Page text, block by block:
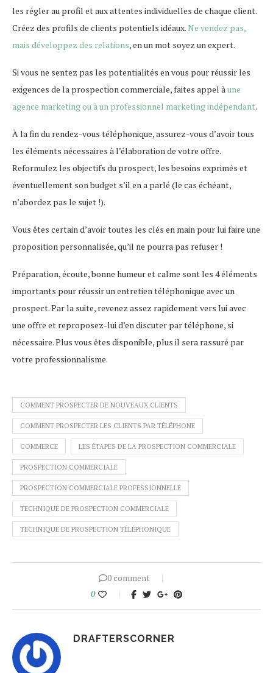
les régler au profil et aux attentes individuelles de chaque client.
Créez des profils de clients potentiels idéaux. Ne vendez pas,
mais développez des relations, en un mot soyez un expert.
Si vous ne sentez pas les potentialités en vous pour réussir les
exigences de la prospection commerciale, faites appel à une
agence marketing ou à un professionnel marketing indépendant.
À la fin du rendez-vous téléphonique, assurez-vous d’avoir tous
les éléments nécessaires à l’élaboration de votre offre.
Reformulez les objectifs du prospect, les besoins exprimés et
éventuellement son budget s’il en a parlé (le cas échéant,
n’abordez pas le sujet !).
Vous êtes certain d’avoir toutes les clés en main pour lui faire une
proposition personnalisée, qu’il ne pourra pas refuser !
Préparation, écoute, bonne humeur et calme sont les 4 éléments
importants pour réussir un entretien téléphonique avec un
prospect. Par la suite, revenez assez rapidement vers lui avec
une offre et reproposez-lui d’en discuter par téléphone, si
nécessaire. Plus vous êtes disponible, plus il sera rassuré par
votre professionnalisme.
COMMENT PROSPECTER DE NOUVEAUX CLIENTS
COMMENT PROSPECTER LES CLIENTS PAR TÉLÉPHONE
COMMERCE LES ÉTAPES DE LA PROSPECTION COMMERCIALE
PROSPECTION COMMERCIALE
PROSPECTION COMMERCIALE PROFESSIONNELLE
TECHNIQUE DE PROSPECTION COMMERCIALE
TECHNIQUE DE PROSPECTION TÉLÉPHONIQUE
0 comment
0
DRAFTERSCORNER